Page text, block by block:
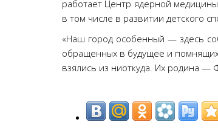
работает Центр ядерной
в том числе в развитии детского
«Наш город особенный — здесь
обращенных в будущее и
взялись из ниоткуда. Их родина